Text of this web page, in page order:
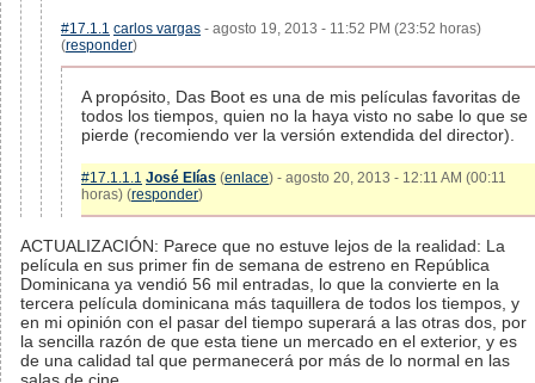
#17.1.1 carlos vargas - agosto 19, 2013 - 11:52 PM (23:52 horas)
(responder)
A propósito, Das Boot es una de mis películas favoritas de
todos los tiempos, quien no la haya visto no sabe lo que se
pierde (recomiendo ver la versión extendida del director).
#17.1.1.1 José Elías (enlace) - agosto 20, 2013 - 12:11 AM (00:11
horas) (responder)
ACTUALIZACIÓN: Parece que no estuve lejos de la realidad: La
película en sus primer fin de semana de estreno en República
Dominicana ya vendió 56 mil entradas, lo que la convierte en la
tercera película dominicana más taquillera de todos los tiempos, y
en mi opinión con el pasar del tiempo superará a las otras dos, por
la sencilla razón de que esta tiene un mercado en el exterior, y es
de una calidad tal que permanecerá por más de lo normal en las